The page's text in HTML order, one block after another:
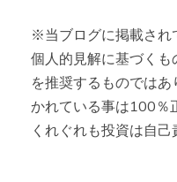
※当ブログに掲載され
個人的見解に基づく
を推奨するものでは
かれている事は100％
くれぐれも投資は自己